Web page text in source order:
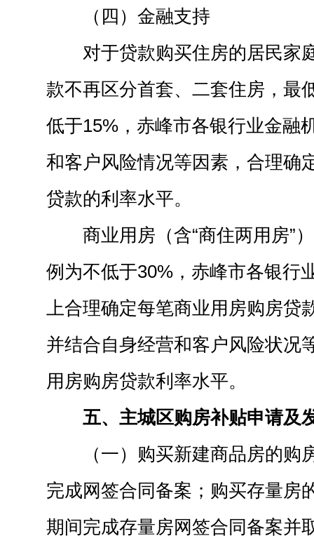
（四）金融支持
对于贷款购买住房的居民家
款不再区分首套、二套住房，最
低于15%，赤峰市各银行业金融
和客户风险情况等因素，合理确
贷款的利率水平。
商业用房（含“商住两用房”
例为不低于30%，赤峰市各银行
上合理确定每笔商业用房购房贷
并结合自身经营和客户风险状况
用房购房贷款利率水平。
五、主城区购房补贴申请及
（一）购买新建商品房的
完成网签合同备案；购买存量房
期间完成存量房网签合同备案并